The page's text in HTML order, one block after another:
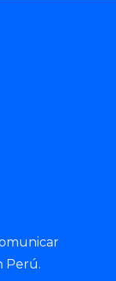
Perú.